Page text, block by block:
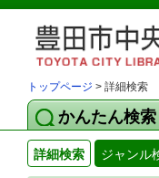
トップページ > 詳細検索
かんたん検索
詳細検索 ジャンル